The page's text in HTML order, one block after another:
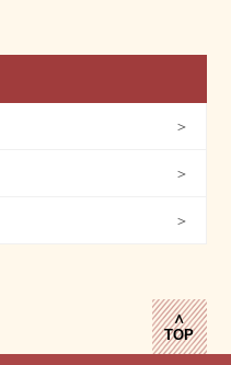
＞
＞
＞
∧
TOP